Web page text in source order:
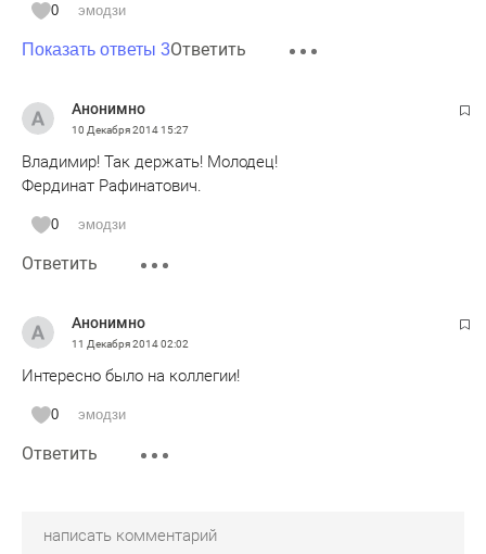
0 эмодзи
Показать ответы 3Ответить
Анонимно
10 Декабря 201415:27
Владимир! Так держать! Молодец!
Фердинат Рафинатович.
0 эмодзи
Ответить
Анонимно
11 Декабря 201402:02
Интересно было на коллегии!
0 эмодзи
Ответить